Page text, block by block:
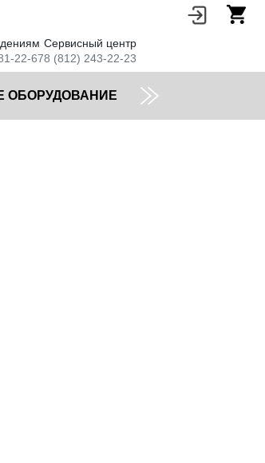
22-67
Сервисный центр
8 (812) 243-22-23
ОБОРУДОВАНИЕ